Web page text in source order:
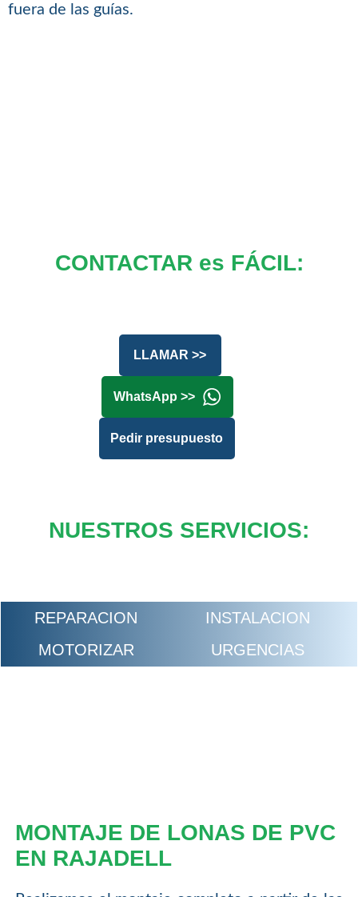
fuera de las guías.
CONTACTAR es FÁCIL:
LLAMAR >>
WhatsApp >>
Pedir presupuesto
NUESTROS SERVICIOS:
REPARACION
INSTALACION
MOTORIZAR
URGENCIAS
MONTAJE DE LONAS DE PVC
EN RAJADELL